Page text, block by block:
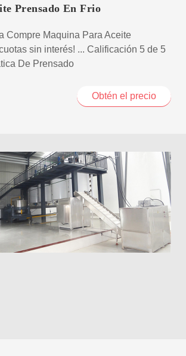
Prensado En Frio
Compre Maquina Para Aceite
sin interés! ... Calificación 5 de 5
De Prensado
Obtén el precio